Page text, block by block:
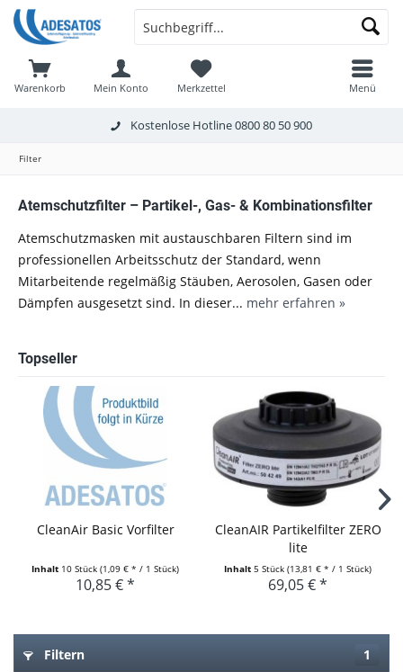
Kostenlose Hotline0800 80 50 900
Warenkorb Merkzettel
Mein Konto Menü
Filter
Atemschutzfilter – Partikel-, Gas- & Kombinationsfilter
Atemschutzmasken mit austauschbaren Filtern sind im
professionellen Arbeitsschutz der Standard, wenn
Mitarbeitende regelmäßig Stäuben, Aerosolen, Gasen oder
Dämpfen ausgesetzt sind. In dieser... mehr erfahren »
Topseller
CleanAir Basic Vorfilter
Inhalt 10 Stück (1,09 € * / 1 Stück)
10,85 € *
CleanAIR Partikelfilter ZERO
lite
Inhalt 5 Stück (13,81 € * / 1 Stück)
69,05 € *
Filtern 1